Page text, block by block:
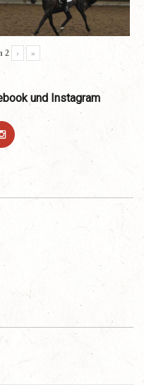
2 › »
und Instagram